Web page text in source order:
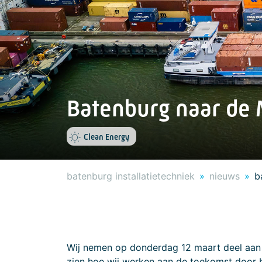
Batenburg naar de
Clean Energy
batenburg installatietechniek nieuws
Wij nemen op donderdag 12 maart deel